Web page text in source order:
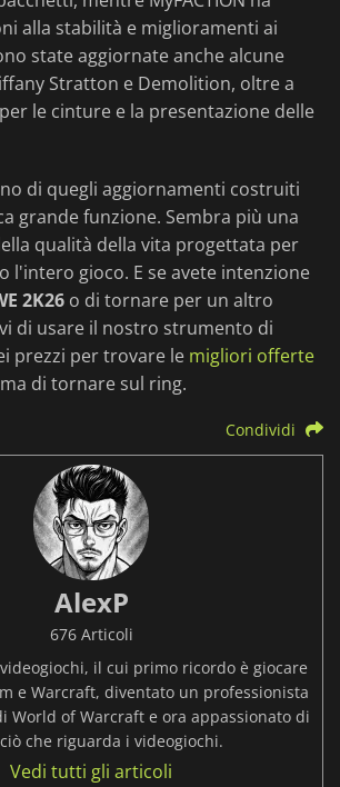
alla stabilità e miglioramenti ai
state aggiornate anche alcune
Stratton e Demolition, oltre a
le cinture e la presentazione delle
di quegli aggiornamenti costruiti
grande funzione. Sembra più una
qualità della vita progettata per
l'intero gioco. E se avete intenzione
2K26 o di tornare per un altro
di usare il nostro strumento di
prezzi per trovare le migliori offerte
di tornare sul ring.
Condividi
AlexP
676 Articoli
il cui primo ricordo è giocare
e Warcraft, diventato un professionista
World of Warcraft e ora appassionato di
che riguarda i videogiochi.
Vedi tutti gli articoli